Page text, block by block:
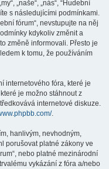
„naše“, „nás“, “Hudební
s následujícími podmínkami.
fórum“, nevstupujte na něj
kdykoliv změnit a
změně informovali. Přesto je
k tomu, že používáním
internetového fóra, které je
které je možno stáhnout z
internetové diskuze.
.
hanlivým, nevhodným,
porušovat platné zákony ve
nebo platné mezinárodní
vykázání z fóra a/nebo